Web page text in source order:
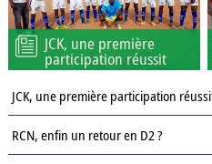
JCK, une première
participation réussit
JCK, une première participation
RCN, enfin un retour en D2 ?